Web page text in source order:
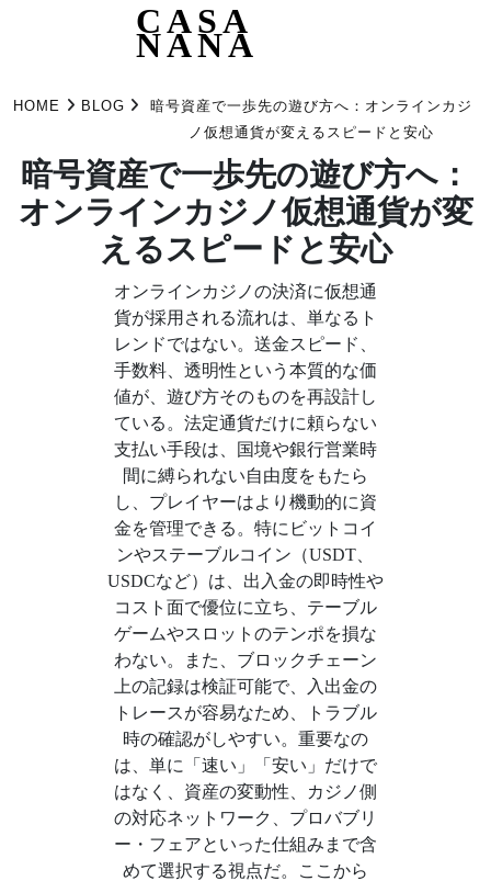
CASA
NANA
HOME BLOG
暗号資産で一歩先の遊び方へ：オンラインカジ
ノ仮想通貨が変えるスピードと安心
暗号資産で一歩先の遊び方へ：
オンラインカジノ仮想通貨が変
えるスピードと安心
オンラインカジノの決済に仮想通
貨が採用される流れは、単なるト
レンドではない。送金スピード、
手数料、透明性という本質的な価
値が、遊び方そのものを再設計し
ている。法定通貨だけに頼らない
支払い手段は、国境や銀行営業時
間に縛られない自由度をもたら
し、プレイヤーはより機動的に資
金を管理できる。特にビットコイ
ンやステーブルコイン（USDT、
USDCなど）は、出入金の即時性や
コスト面で優位に立ち、テーブル
ゲームやスロットのテンポを損な
わない。また、ブロックチェーン
上の記録は検証可能で、入出金の
トレースが容易なため、トラブル
時の確認がしやすい。重要なの
は、単に「速い」「安い」だけで
はなく、資産の変動性、カジノ側
の対応ネットワーク、プロバブリ
ー・フェアといった仕組みまで含
めて選択する視点だ。ここから